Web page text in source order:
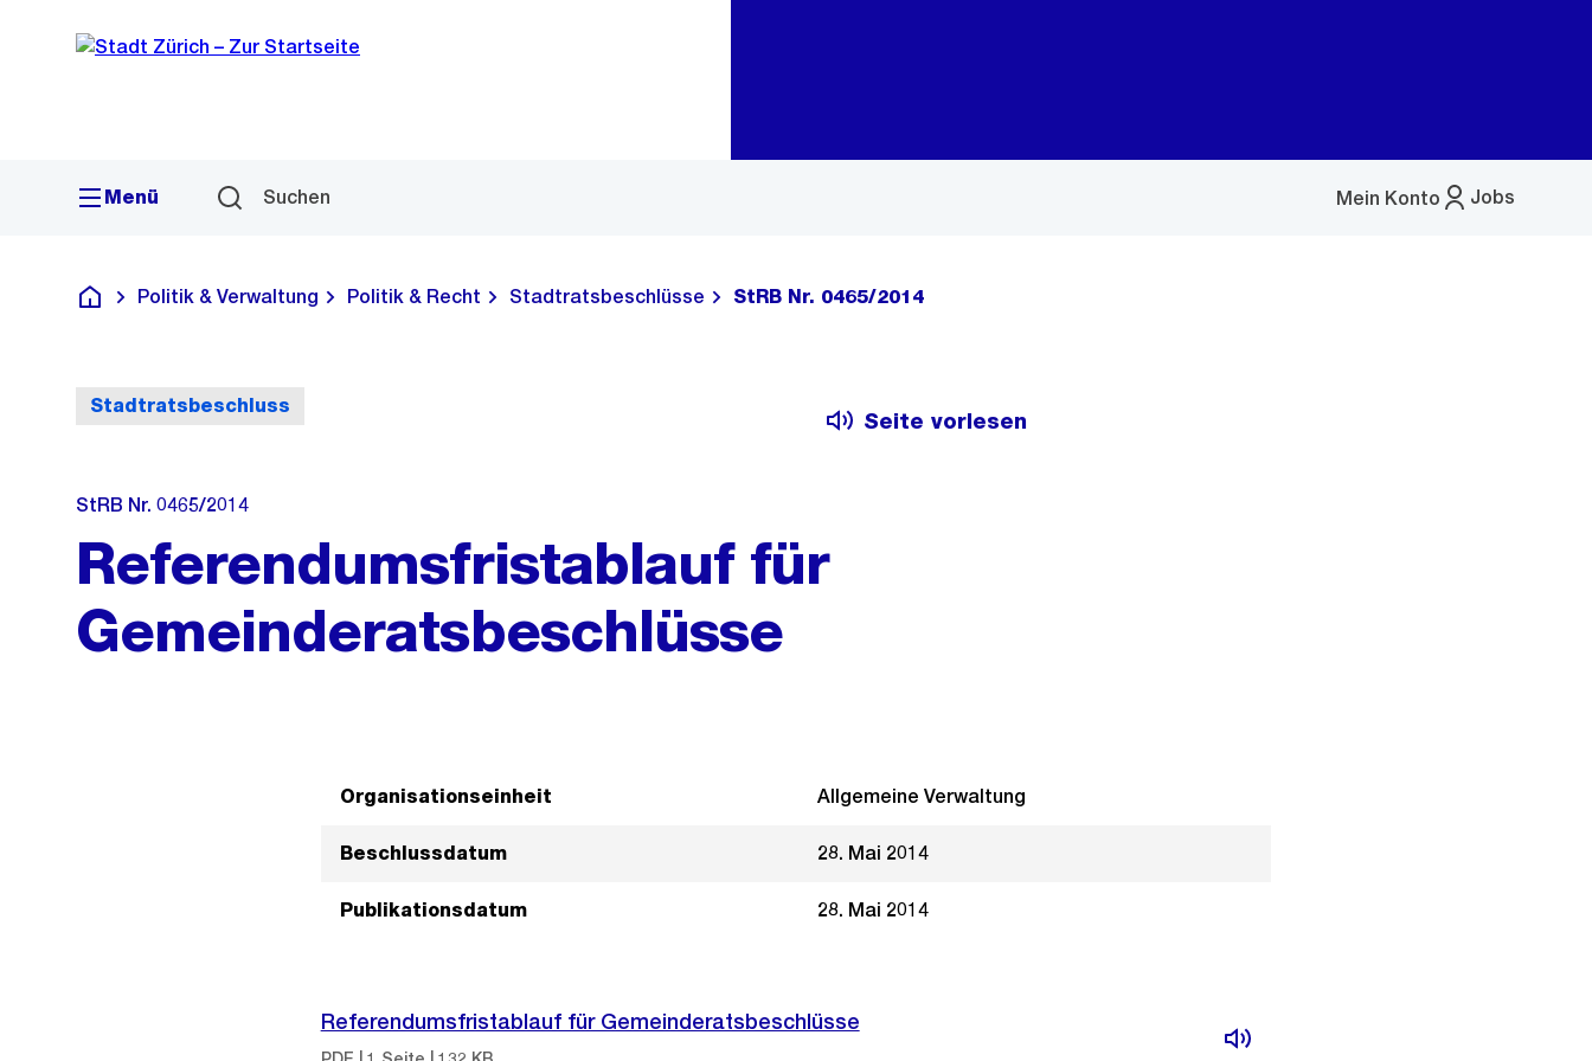
Navigation
Sprunglink
Menü Suchen Jobs
Mein Konto
Menü
Deutsch
Politik & Verwaltung Politik & Recht Stadtratsbeschlüsse StRB Nr. 0465/2014
Stadtratsbeschluss
Seite vorlesen
StRB Nr. 0465/2014
Referendumsfristablauf für
Gemeinderatsbeschlüsse
Organisationseinheit Allgemeine Verwaltung
Beschlussdatum 28. Mai 2014
Publikationsdatum 28. Mai 2014
Referendumsfristablauf für Gemeinderatsbeschlüsse